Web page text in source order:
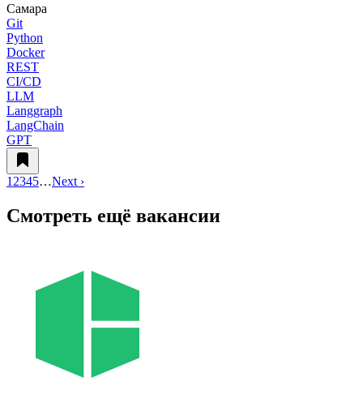
Самара
Git
Python
Docker
REST
CI/CD
LLM
Langgraph
LangChain
GPT
1 2345…Next ›
Смотреть ещё вакансии